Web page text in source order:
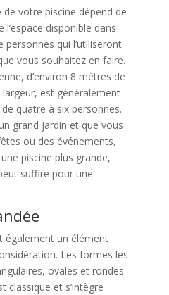
votre piscine dépend de
disponible dans
qui l’utiliseront
vous souhaitez en faire.
d’environ 8 mètres de
est généralement
quatre à six personnes.
grand jardin et que vous
ou des événements,
piscine plus grande,
suffire pour une
également un élément
Les formes les
ovales et rondes.
classique et s’intègre